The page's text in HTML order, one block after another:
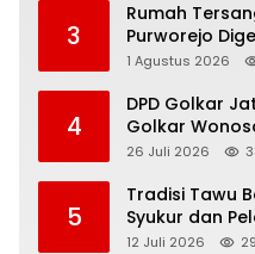
3
Rumah
Purworejo
Diamankan
1 Agustus 2026
4
DPD Golkar
Golkar
Purnomo
26 Juli 2026
5
Tradisi Tawu
Syukur dan
Kehidupan
12 Juli 2026